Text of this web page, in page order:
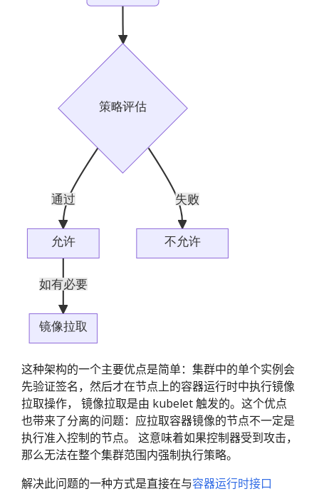
这种架构的一个主要优点是简单：集群中的单个实例会
先验证签名，然后才在节点上的容器运行时中执行镜像
拉取操作， 镜像拉取是由 kubelet 触发的。这个优点
也带来了分离的问题：应拉取容器镜像的节点不一定是
执行准入控制的节点。 这意味着如果控制器受到攻击，
那么无法在整个集群范围内强制执行策略。
解决此问题的一种方式是直接在与容器运行时接口